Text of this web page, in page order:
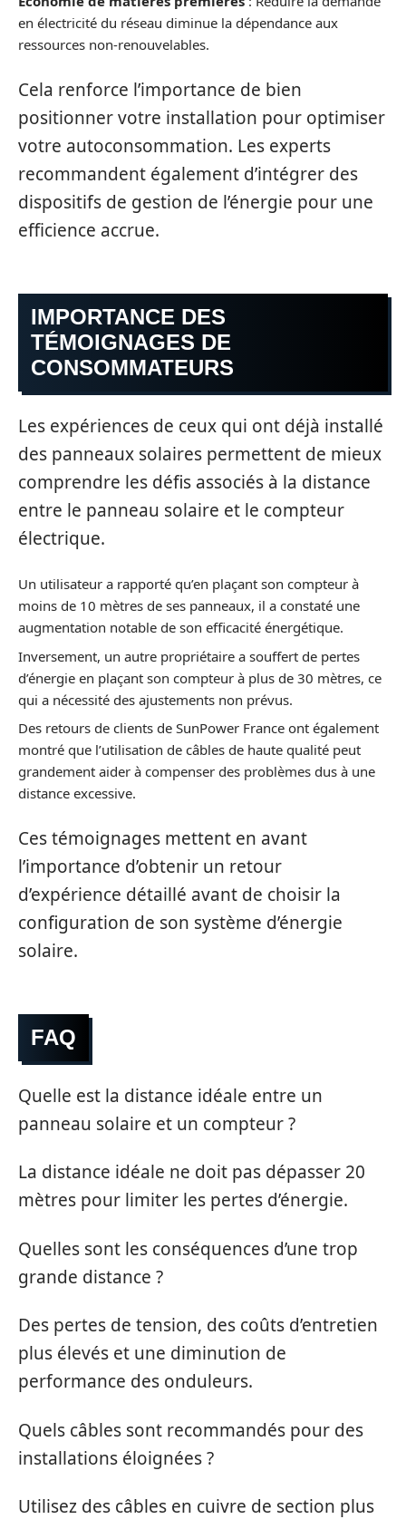
en électricité du réseau diminue la dépendance aux
ressources non-renouvelables.
Cela renforce l’importance de bien
positionner votre installation pour optimiser
votre autoconsommation. Les experts
recommandent également d’intégrer des
dispositifs de gestion de l’énergie pour une
efficience accrue.
IMPORTANCE DES
TÉMOIGNAGES DE
CONSOMMATEURS
Les expériences de ceux qui ont déjà installé
des panneaux solaires permettent de mieux
comprendre les défis associés à la distance
entre le panneau solaire et le compteur
électrique.
Un utilisateur a rapporté qu’en plaçant son compteur à
moins de 10 mètres de ses panneaux, il a constaté une
augmentation notable de son efficacité énergétique.
Inversement, un autre propriétaire a souffert de pertes
d’énergie en plaçant son compteur à plus de 30 mètres, ce
qui a nécessité des ajustements non prévus.
Des retours de clients de SunPower France ont également
montré que l’utilisation de câbles de haute qualité peut
grandement aider à compenser des problèmes dus à une
distance excessive.
Ces témoignages mettent en avant
l’importance d’obtenir un retour
d’expérience détaillé avant de choisir la
configuration de son système d’énergie
solaire.
FAQ
Quelle est la distance idéale entre un
panneau solaire et un compteur ?
La distance idéale ne doit pas dépasser 20
mètres pour limiter les pertes d’énergie.
Quelles sont les conséquences d’une trop
grande distance ?
Des pertes de tension, des coûts d’entretien
plus élevés et une diminution de
performance des onduleurs.
Quels câbles sont recommandés pour des
installations éloignées ?
Utilisez des câbles en cuivre de section plus